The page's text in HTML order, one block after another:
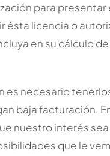
para
ésta licencia o
en su cálculo
es necesario
baja facturación.
nuestro interés
que le